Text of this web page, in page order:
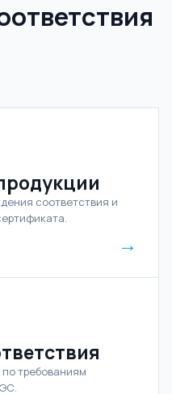
соответствия и
→
требованиям